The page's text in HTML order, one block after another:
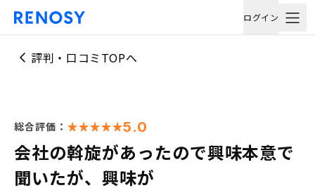
ログイン
評判・口コミTOPへ
総合評価： 5.0
会社の斡旋があったので興味本意で
聞いたが、興味が